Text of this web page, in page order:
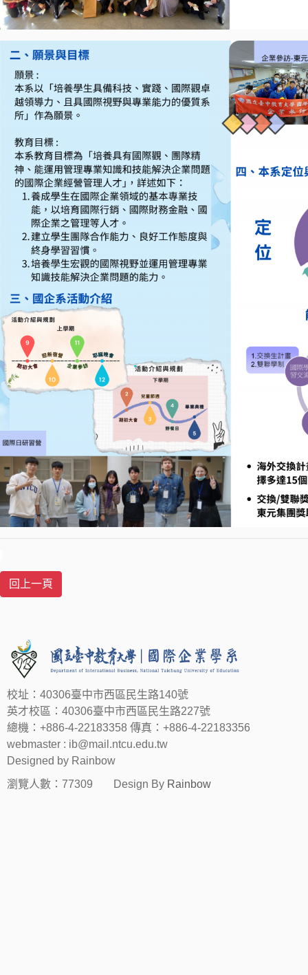
校址：40306臺中市西區民生路140號
英才校區：40306臺中市西區民生路227號
總機：+886-4-22183358 傳真：+886-4-22183356
webmaster : ib@mail.ntcu.edu.tw
Designed by Rainbow
瀏覽人數：77309
Design By Rainbow